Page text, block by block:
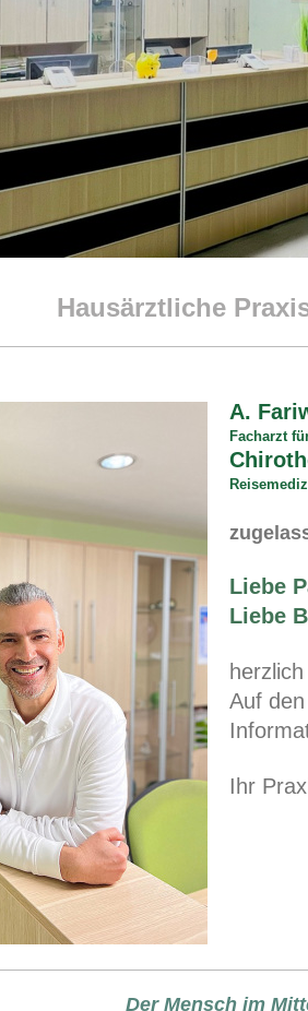
Hausärztliche
A.
Facharzt
Liebe
Liebe
Auf
Ihr
Der Mensch im